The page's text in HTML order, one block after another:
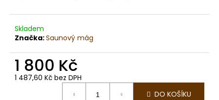
Skladem
Značka:Saunový mág
1 800 Kč
1 487,60 Kč bez DPH
DO KOŠÍKU
D
o
p
o
r
č